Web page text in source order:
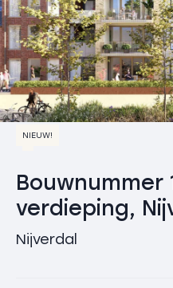
NIEUW!
Bouwnummer
verdieping,
Nijverdal